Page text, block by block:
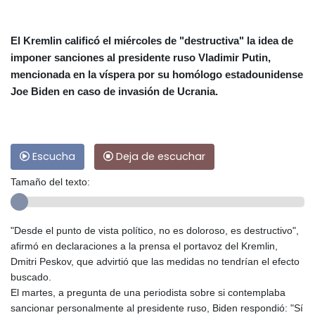
El Kremlin calificó el miércoles de "destructiva" la idea de
imponer sanciones al presidente ruso Vladimir Putin,
mencionada en la víspera por su homólogo estadounidense
Joe Biden en caso de invasión de Ucrania.
Escucha Deja de escuchar
Tamaño del texto:
"Desde el punto de vista político, no es doloroso, es destructivo",
afirmó en declaraciones a la prensa el portavoz del Kremlin,
Dmitri Peskov, que advirtió que las medidas no tendrían el efecto
buscado.
El martes, a pregunta de una periodista sobre si contemplaba
sancionar personalmente al presidente ruso, Biden respondió: "Sí